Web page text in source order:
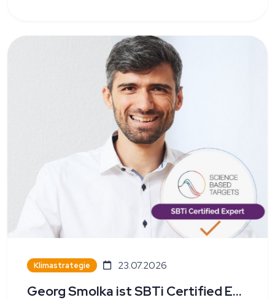
sozusagen auf Pump!
Klimastrategie 23.07.2026
Georg Smolka ist SBTi Certified Expert